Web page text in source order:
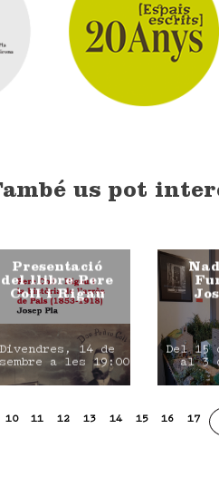
us pot
Presentació
del llibre Pere
Coll i Rigau
Divendres, 14 de
a les 19:00
Del 15
al 3
10 11 12 13 14 15 16 17